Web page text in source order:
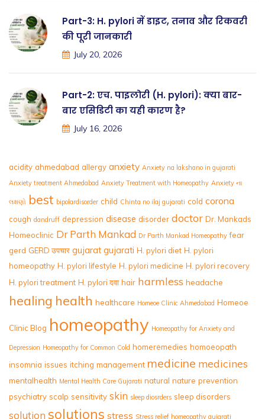
Part-3: H. pylori में डाइट, तनाव और रिकवरी
की पूरी जानकारी
July 20, 2026
Part-2: एच. पाइलोरी (H. pylori): क्या बार-
बार एसिडिटी का यही कारण है?
July 16, 2026
acidity ahmedabad allergy anxiety Anxiety na lakshano in gujarati
Anxiety treatment Ahmedabad Anxiety Treatment with Homeopathy Anxiety ના
લક્ષણો best bipolardisorder child Chinta no ilaj gujarati cold corona
cough dandruff depression disease disorder doctor Dr. Mankads
Homeoclinic Dr Parth Mankad Dr Parth Mankad Homeopathy fear
gerd GERD उपचार gujarat gujarati H. pylori diet H. pylori
homeopathy H. pylori lifestyle H. pylori medicine H. pylori recovery
H. pylori treatment H. pylori दवा hair harmless headache
healing health healthcare Homeoe Clinic Ahmedabad Homeoe
Clinic Blog homeopathy Homeopathy for Anxiety and
Depression Homeopathy for Common Cold homeremedies homoeopath
insomnia issues itching management medicine medicines
mentalhealth Mental Health Care Gujarati natural nature prevention
psychiatry scalp sensitivity skin sleep diosrders sleep disorders
solution solutions stress Stress relief homeopathy gujarati